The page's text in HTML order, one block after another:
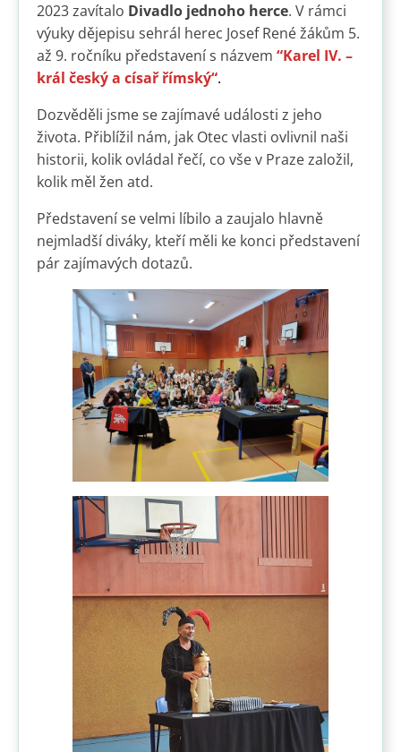
2023 zavítalo Divadlo jednoho herce. V rámci
výuky dějepisu sehrál herec Josef René žákům 5.
až 9. ročníku představení s názvem “Karel IV. –
král český a císař římský“.
Dozvěděli jsme se zajímavé události z jeho
života. Přiblížil nám, jak Otec vlasti ovlivnil naši
historii, kolik ovládal řečí, co vše v Praze založil,
kolik měl žen atd.
Představení se velmi líbilo a zaujalo hlavně
nejmladší diváky, kteří měli ke konci představení
pár zajímavých dotazů.